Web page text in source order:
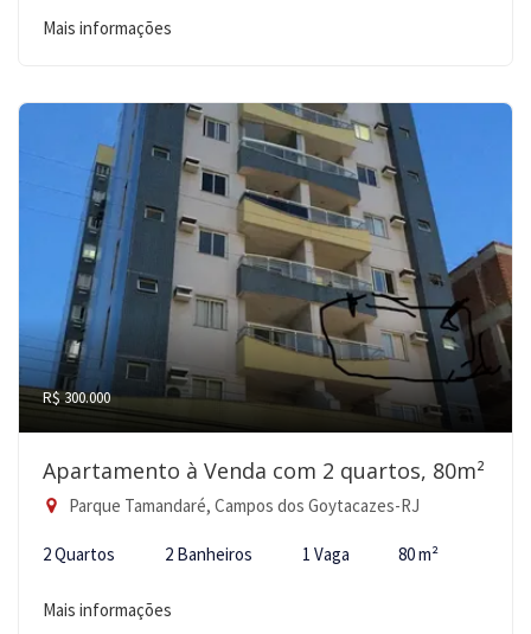
Mais informações
R$ 300.000
Apartamento à Venda com 2 quartos, 80m²
Parque Tamandaré, Campos dos Goytacazes-RJ
2 Quartos 2 Banheiros 1 Vaga 80 m²
Mais informações